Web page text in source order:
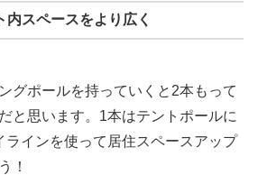
内スペースをより広く
グポールを持っていくと2本もって
と思います。1本はテントポールに
ラインを使って居住スペースアップ
！